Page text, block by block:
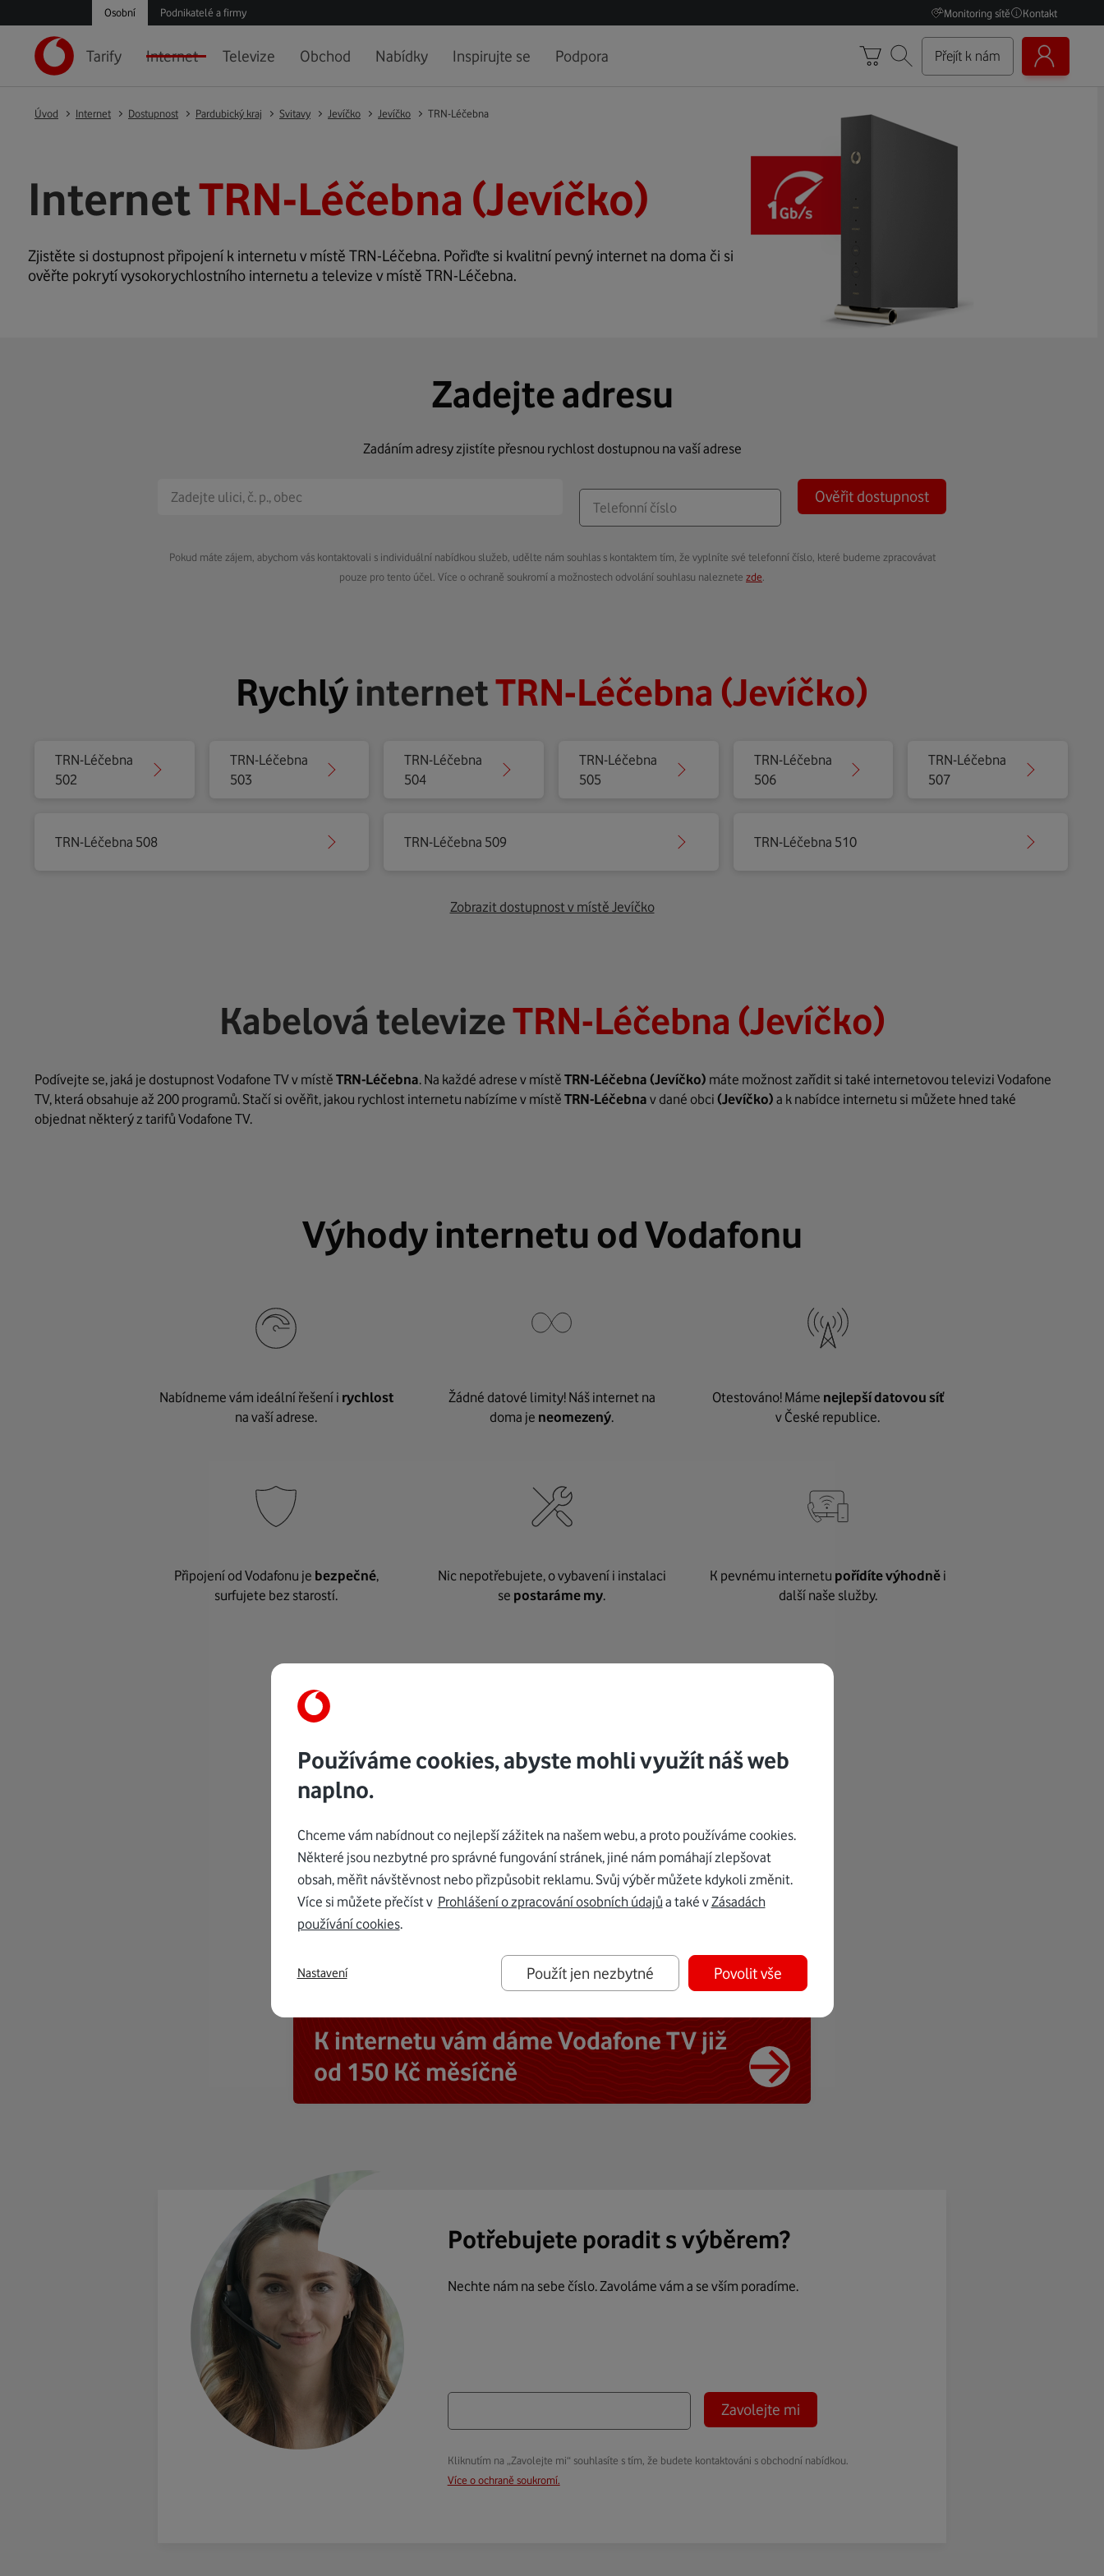
Osobní Podnikatelé a firmy Monitoring sítě Kontakt
Tarify Internet Televize Obchod Nabídky Inspirujte se Podpora Přejít k nám
Úvod Internet Dostupnost Pardubický kraj Svitavy Jevíčko Jevíčko TRN-Léčebna
InternetTRN-Léčebna (Jevíčko)
Zjistěte si dostupnost připojení k internetu v místě TRN-Léčebna. Pořiďte si kvalitní pevný internet na doma či si
ověřte pokrytí vysokorychlostního internetu a televize v místě TRN-Léčebna.
Zadejte adresu
Zadáním adresy zjistíte přesnou rychlost dostupnou na vaší adrese
Ověřit dostupnost
Pokud máte zájem, abychom vás kontaktovali s individuální nabídkou služeb, udělte nám souhlas s kontaktem tím, že vyplníte své telefonní číslo, které budeme zpracovávat
pouze pro tento účel. Více o ochraně soukromí a možnostech odvolání souhlasu naleznete zde
RychlýinternetTRN-Léčebna (Jevíčko)
TRN-Léčebna
502
TRN-Léčebna
503
TRN-Léčebna
504
TRN-Léčebna
505
TRN-Léčebna
506
TRN-Léčebna
507
TRN-Léčebna 508 TRN-Léčebna 509 TRN-Léčebna 510
Zobrazit dostupnost v místě Jevíčko
Kabelová televizeTRN-Léčebna (Jevíčko)
Podívejte se, jaká je dostupnost Vodafone TV v místě TRN-Léčebna. Na každé adrese v místě TRN-Léčebna (Jevíčko) máte možnost zařídit si také internetovou televizi Vodafone
TV, která obsahuje až 200 programů. Stačí si ověřit, jakou rychlost internetu nabízíme v místě TRN-Léčebna v dané obci (Jevíčko) a k nabídce internetu si můžete hned také
objednat některý z tarifů Vodafone TV.
Výhody internetu od Vodafonu
Nabídneme vám ideální řešení i rychlost
na vaší adrese.
Žádné datové limity! Náš internet na
doma je neomezený.
Otestováno! Máme nejlepší datovou síť
v České republice.
Připojení od Vodafonu je bezpečné,
surfujete bez starostí.
Nic nepotřebujete, o vybavení i instalaci
se postaráme my.
K pevnému internetu pořídíte výhodněi
další naše služby.
K internetu vám dáme Vodafone TV již
od 150 Kč měsíčně
Potřebujete poradit s výběrem?
Nechte nám na sebe číslo. Zavoláme vám a se vším poradíme.
Zavolejte mi
Kliknutím na „Zavolejte mi“ souhlasíte s tím, že budete kontaktováni s obchodní nabídkou.
Více o ochraně soukromí.
Používáme cookies, abyste mohli využít náš web
naplno.
Chceme vám nabídnout co nejlepší zážitek na našem webu, a proto používáme cookies.
Některé jsou nezbytné pro správné fungování stránek, jiné nám pomáhají zlepšovat
obsah, měřit návštěvnost nebo přizpůsobit reklamu. Svůj výběr můžete kdykoli změnit.
Více si můžete přečíst v Prohlášení o zpracování osobních údajů a také vZásadách
používání cookies.
Použít jen nezbytné Povolit vše
Nastavení